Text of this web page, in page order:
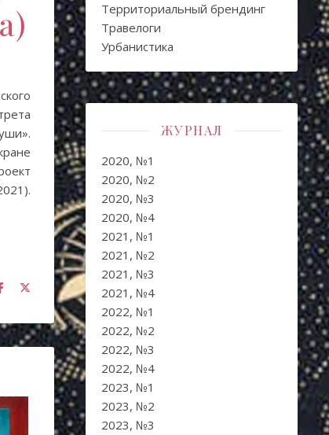
Территориальный брендинг
Травелоги
Урбанистика
ЖУРНАЛ
2020, №1
2020, №2
2020, №3
2020, №4
2021, №1
2021, №2
2021, №3
2021, №4
2022, №1
2022, №2
2022, №3
2022, №4
2023, №1
2023, №2
2023, №3